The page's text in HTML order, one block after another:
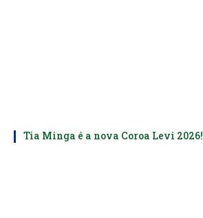
Tia Minga é a nova Coroa Levi 2026!